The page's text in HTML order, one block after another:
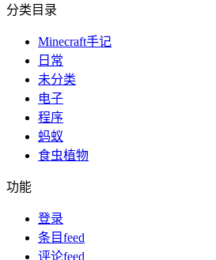
分类目录
Minecraft手记
日常
未分类
电子
程序
蚂蚁
食虫植物
功能
登录
条目feed
评论feed